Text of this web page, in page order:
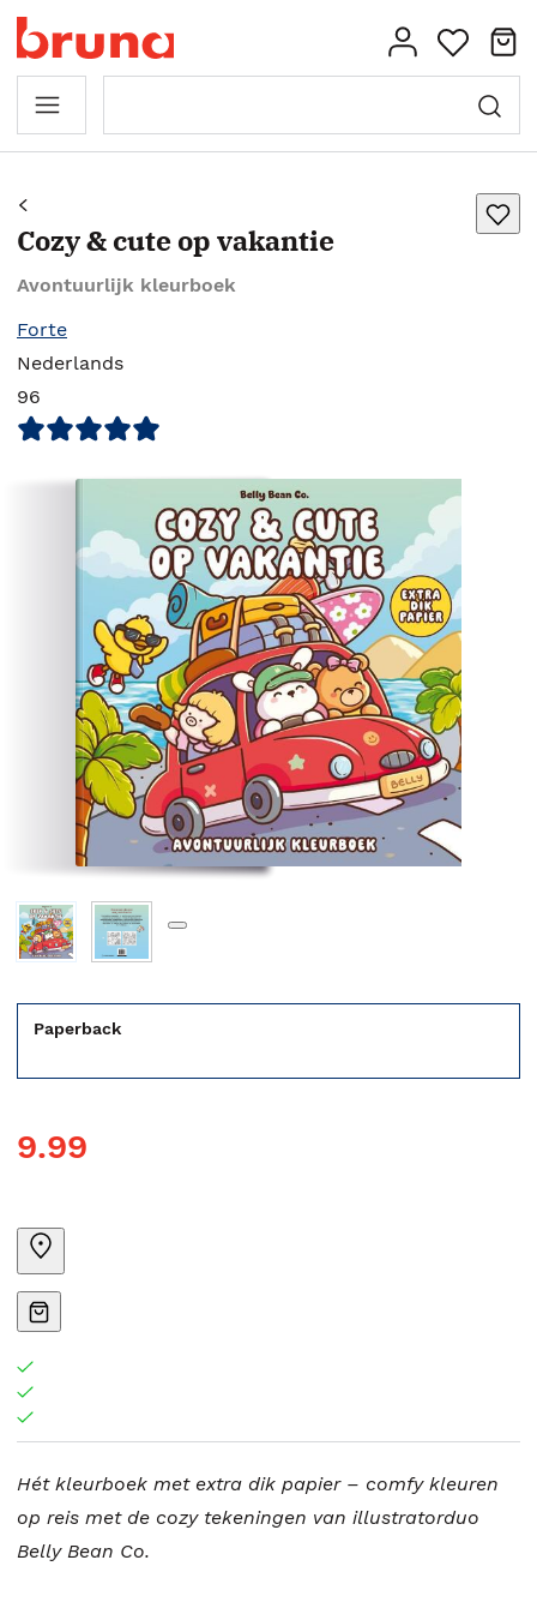
Cozy & cute op vakantie
Avontuurlijk kleurboek
Forte
Nederlands
96
Paperback
9.99
Hét kleurboek met extra dik papier – comfy kleuren
op reis met de cozy tekeningen van illustratorduo
Belly Bean Co.